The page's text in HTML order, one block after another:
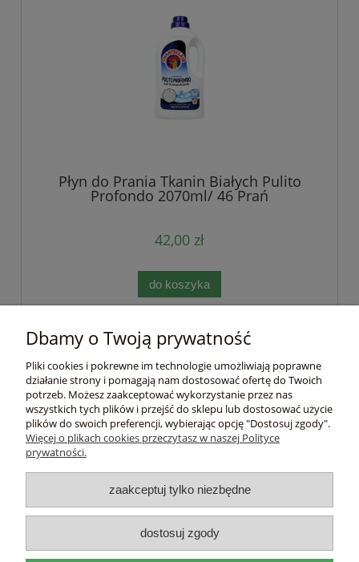
Płyn do Prania Tkanin Białych Pulito
Profondo 2070ml/ 46 Prań
42,00 zł
do koszyka
Pomoc
Moje konto
Płatności i dostawa
O nas
DELIITALIA
Dbamy o Twoją prywatność
Pliki cookies i pokrewne im technologie umożliwiają poprawne
działanie strony i pomagają nam dostosować ofertę do Twoich
potrzeb. Możesz zaakceptować wykorzystanie przez nas
wszystkich tych plików i przejść do sklepu lub dostosować użycie
plików do swoich preferencji, wybierając opcję "Dostosuj zgody".
Więcej o plikach cookies przeczytasz w naszej Polityce
prywatności.
zaakceptuj tylko niezbędne
dostosuj zgody